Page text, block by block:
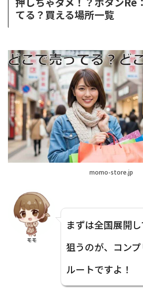
てる？買える場所一覧
momo-store.jp
モモ
まずは全国展開
狙うのが、コン
ルートですよ！